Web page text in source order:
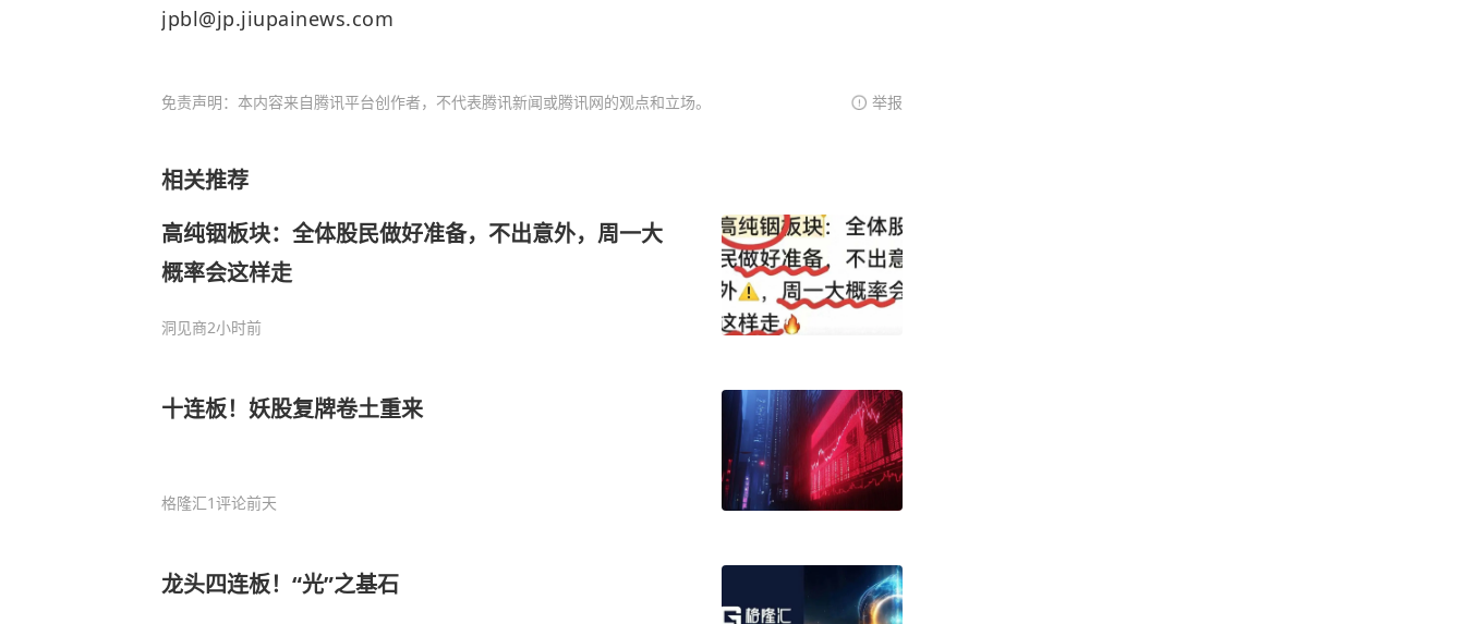
jpbl@jp.jiupainews.com
免责声明：本内容来自腾讯平台创作者，不代表腾讯新闻或腾讯网的观点和立场。 举报
相关推荐
高纯铟板块：全体股民做好准备，不出意外，周一大
概率会这样走
洞见商2小时前
十连板！妖股复牌卷土重来
格隆汇1评论前天
龙头四连板！“光”之基石